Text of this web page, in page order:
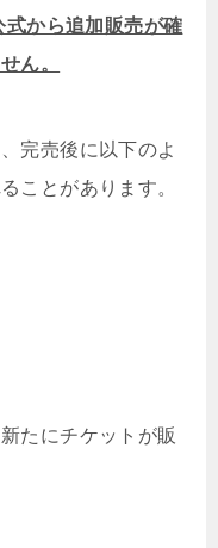
式から追加販売が確
ん。
完売後に以下のよ
ことがあります。
たにチケットが販